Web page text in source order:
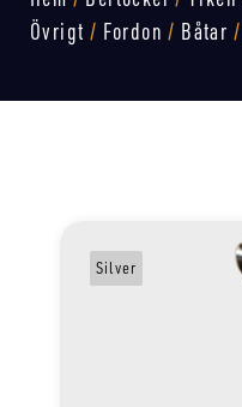
Övrigt / Fordon / Båtar
Silver